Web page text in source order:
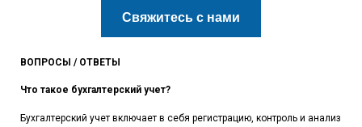
Свяжитесь с нами
ВОПРОСЫ / ОТВЕТЫ
Что такое бухгалтерский учет?
Бухгалтерский учет включает в себя регистрацию, контроль и анализ